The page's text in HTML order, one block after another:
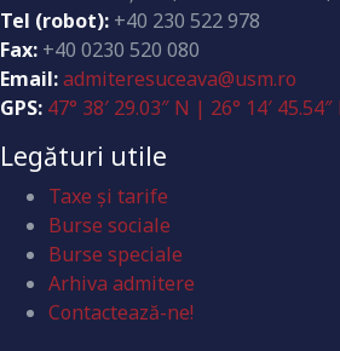
Tel (robot): +40 230 522 978
Fax: +40 0230 520 080
Email:admiteresuceava@usm.ro
GPS: 47° 38′ 29.03″ N | 26° 14′ 45.54″
Legături utile
Taxe și tarife
Burse sociale
Burse speciale
Arhiva admitere
Contactează-ne!